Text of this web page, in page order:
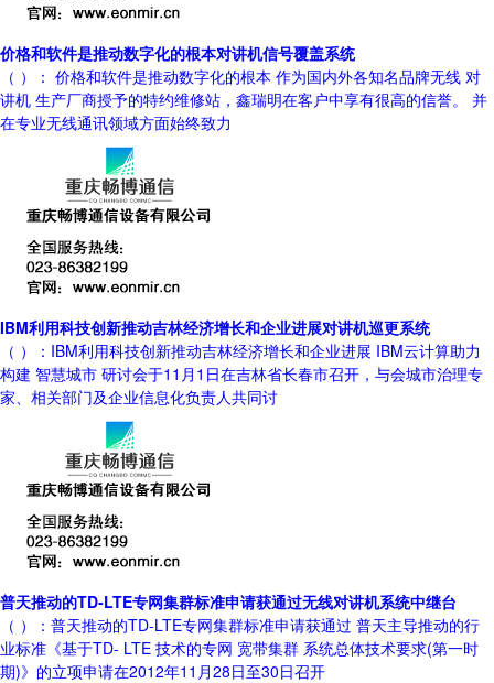
价格和软件是推动数字化的根本对讲机信号覆盖系统
（ ）： 价格和软件是推动数字化的根本 作为国内外各知名品牌无线 对
讲机 生产厂商授予的特约维修站，鑫瑞明在客户中享有很高的信誉。 并
在专业无线通讯领域方面始终致力
IBM利用科技创新推动吉林经济增长和企业进展对讲机巡更系统
（ ）：IBM利用科技创新推动吉林经济增长和企业进展 IBM云计算助力
构建 智慧城市 研讨会于11月1日在吉林省长春市召开，与会城市治理专
家、相关部门及企业信息化负责人共同讨
普天推动的TD-LTE专网集群标准申请获通过无线对讲机系统中继台
（ ）：普天推动的TD-LTE专网集群标准申请获通过 普天主导推动的行
业标准《基于TD- LTE 技术的专网 宽带集群 系统总体技术要求(第一时
期)》的立项申请在2012年11月28日至30日召开